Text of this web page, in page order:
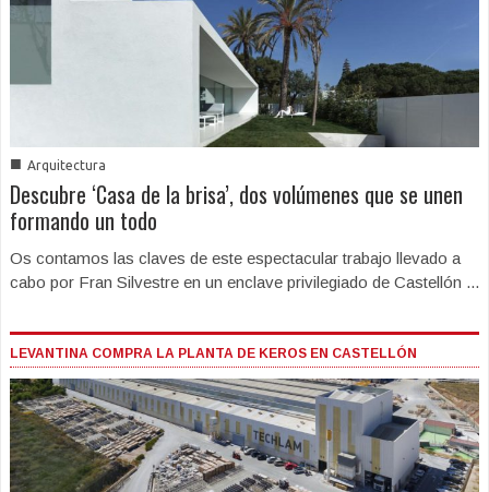
■ Arquitectura
Descubre ‘Casa de la brisa’, dos volúmenes que se unen
formando un todo
Os contamos las claves de este espectacular trabajo llevado a
cabo por Fran Silvestre en un enclave privilegiado de Castellón ...
LEVANTINA COMPRA LA PLANTA DE KEROS EN CASTELLÓN